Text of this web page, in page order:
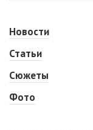
Новости
Статьи
Сюжеты
Фото